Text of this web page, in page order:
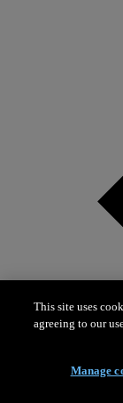
Página para
Página
This site uses
agreeing to our
Manage